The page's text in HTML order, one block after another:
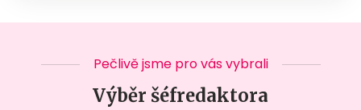
Pečlivě jsme pro vás vybrali
Výběr šéfredaktora